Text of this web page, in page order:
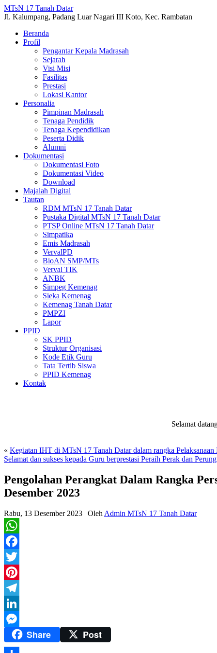
MTsN 17 Tanah Datar
Jl. Kalumpang, Padang Luar Nagari III Koto, Kec. Rambatan
Beranda
Profil
Pengantar Kepala Madrasah
Sejarah
Visi Misi
Fasilitas
Prestasi
Lokasi Kantor
Personalia
Pimpinan Madrasah
Tenaga Pendidik
Tenaga Kependidikan
Peserta Didik
Alumni
Dokumentasi
Dokumentasi Foto
Dokumentasi Video
Download
Majalah Digital
Tautan
RDM MTsN 17 Tanah Datar
Pustaka Digital MTsN 17 Tanah Datar
PTSP Online MTsN 17 Tanah Datar
Simpatika
Emis Madrasah
VervalPD
BioAN SMP/MTs
Verval TIK
ANBK
Simpeg Kemenag
Sieka Kemenag
Kemenag Tanah Datar
PMPZI
Lapor
PPID
SK PPID
Struktur Organisasi
Kode Etik Guru
Tata Tertib Siswa
PPID Kemenag
Kontak
Selamat datang di
« Kegiatan IHT di MTsN 17 Tanah Datar dalam rangka
Selamat dan sukses kepada Guru berprestasi Peraih Perak dan
Pengolahan Perangkat Dalam Rangka
Desember 2023
Rabu, 13 Desember 2023 | Oleh Admin MTsN 17 Tanah Datar
WhatsApp
Facebook
Twitter
Pinterest
Telegram
LinkedIn
MessengerShare Post